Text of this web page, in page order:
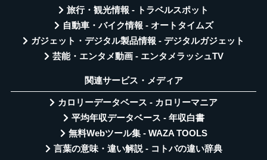
旅行・観光情報 - トラベルスポット
自動車・バイク情報 - オートタイムズ
ガジェット・デジタル製品情報 - デジタルガジェット
芸能・エンタメ動画 - エンタメラッシュTV
関連サービス・メディア
カロリーデータベース - カロリーマニア
平均年収データベース - 年収白書
無料Webツール集 - WAZA TOOLS
言葉の意味・違い解説 - コトバの違い辞典